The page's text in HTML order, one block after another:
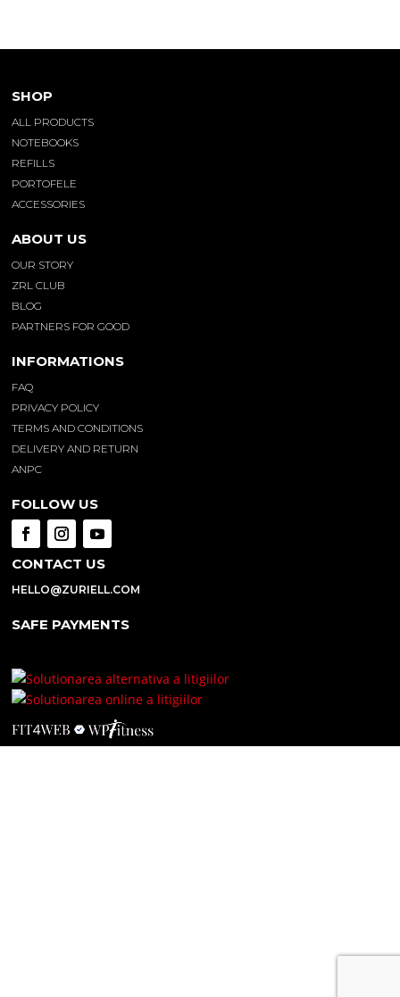
SHOP
ALL PRODUCTS
NOTEBOOKS
REFILLS
PORTOFELE
ACCESSORIES
ABOUT US
OUR STORY
ZRL CLUB
BLOG
PARTNERS FOR GOOD
INFORMATIONS
FAQ
PRIVACY POLICY
TERMS AND CONDITIONS
DELIVERY AND RETURN
ANPC
FOLLOW US
CONTACT US
HELLO@ZURIELL.COM
SAFE PAYMENTS